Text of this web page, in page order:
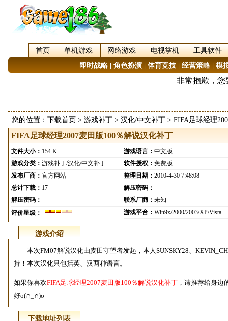
首页 单机游戏 网络游戏 电视掌机
工具软件
即时战略 |角色扮演 |体育竞技 |经营策略 |模
您的位置： 下载首页 > 游戏补丁> 汉化/中文补丁> FIFA足球经理
FIFA足球经理2007麦田版100％解说汉化补丁
文件大小： 154 K 游戏语言： 中文版
游戏分类： 游戏补丁/汉化/中文补丁 软件授权： 免费版
发布厂商： 官方网站 整理日期： 2010-4-30 7:48:08
总计下载： 17
解压密码：
解压密码：
联系厂商： 未知
评价星级：
游戏平台： Win9x/2000/2003/XP/Vista
游戏介绍
本次FM07解说汉化由麦田守望者发起，本人SUNSKY28、
持！本次汉化只包括英、汉两种语言。
如果你喜欢FIFA足球经理2007麦田版100％解说汉化补丁 ，请推荐给身边
好o(∩_∩)o
下载地址列表